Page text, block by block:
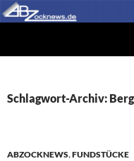
Zum
Inhalt
Schlagwort-Archiv:
ABZOCKNEWS,FUNDSTÜCKE